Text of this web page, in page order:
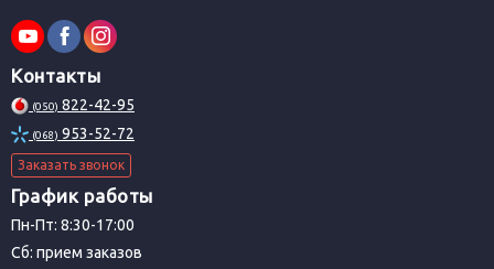
Контакты
(050) 822-42-95
(068) 953-52-72
Заказать звонок
График работы
Пн-Пт: 8:30-17:00
Сб: прием заказов